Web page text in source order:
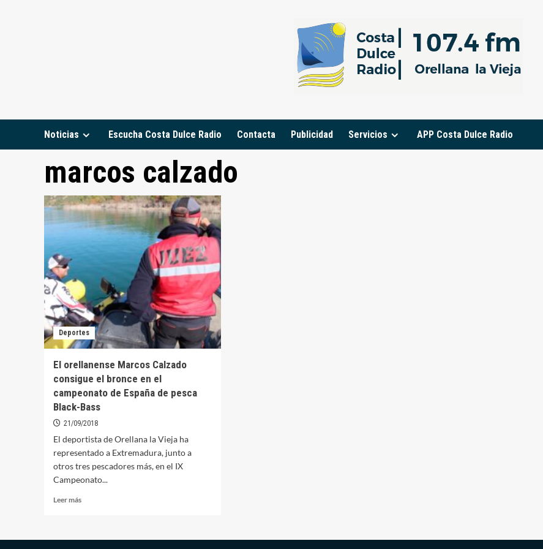
Noticias Escucha Costa Dulce Radio Contacta Publicidad Servicios APP Costa Dulce Radio
marcos calzado
Deportes
El orellanense Marcos Calzado
consigue el bronce en el
campeonato de España de pesca
Black-Bass
21/09/2018
El deportista de Orellana la Vieja ha
representado a Extremadura, junto a
otros tres pescadores más, en el IX
Campeonato...
Leer másLeer